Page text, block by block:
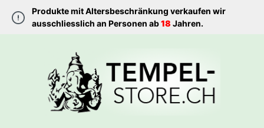
Produkte mit Altersbeschränkung verkaufen wir
ausschliesslich an Personen ab18 Jahren.